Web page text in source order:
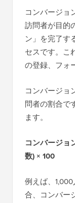
コンバージョ
訪問者が目的
ン」を完了す
セスです。こ
の登録、フォ
コンバージョ
問者の割合で
ます。
コンバージョ
数) × 100
例えば、
合、コンバー